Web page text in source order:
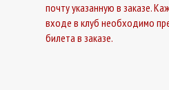
почту указанную в заказе.
входе в клуб необходимо
билета в заказе.